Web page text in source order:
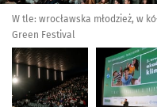
W tle: wrocławska młodzież, w
Green Festival